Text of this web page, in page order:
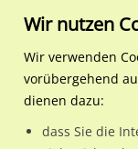
Regionale
Wir nutzen
Wir verwenden
vorübergehend
dienen dazu:
dass Sie die